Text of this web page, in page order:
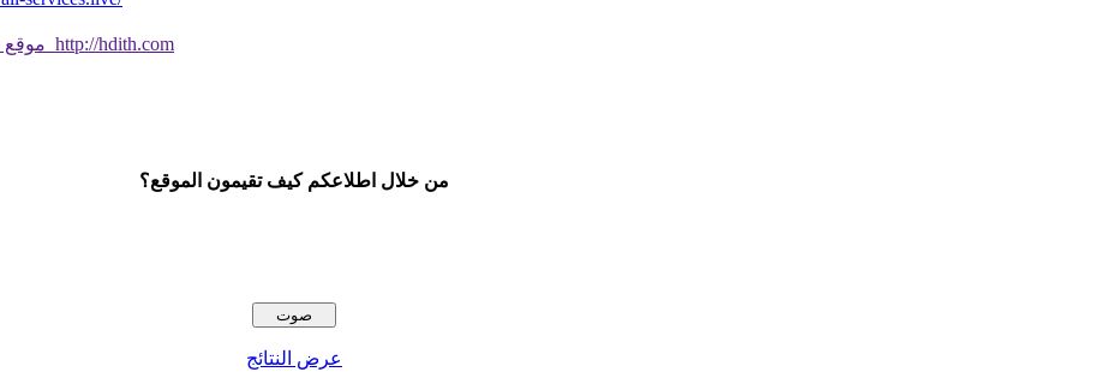
موقع جديد ورائع تحقق من صحة الحديث النبوي الشريف بسهولة http://hdith.com
من خلال اطلاعكم كيف تقيمون الموقع؟
عرض النتائج